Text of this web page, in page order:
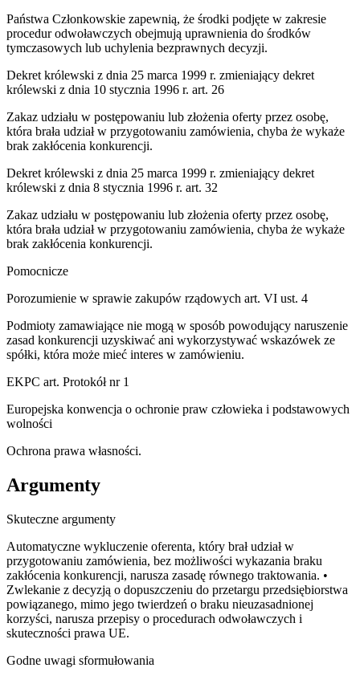
Państwa Członkowskie zapewnią, że środki podjęte w zakresie
procedur odwoławczych obejmują uprawnienia do środków
tymczasowych lub uchylenia bezprawnych decyzji.
Dekret królewski z dnia 25 marca 1999 r. zmieniający dekret
królewski z dnia 10 stycznia 1996 r. art. 26
Zakaz udziału w postępowaniu lub złożenia oferty przez osobę,
która brała udział w przygotowaniu zamówienia, chyba że wykaże
brak zakłócenia konkurencji.
Dekret królewski z dnia 25 marca 1999 r. zmieniający dekret
królewski z dnia 8 stycznia 1996 r. art. 32
Zakaz udziału w postępowaniu lub złożenia oferty przez osobę,
która brała udział w przygotowaniu zamówienia, chyba że wykaże
brak zakłócenia konkurencji.
Pomocnicze
Porozumienie w sprawie zakupów rządowych art. VI ust. 4
Podmioty zamawiające nie mogą w sposób powodujący naruszenie
zasad konkurencji uzyskiwać ani wykorzystywać wskazówek ze
spółki, która może mieć interes w zamówieniu.
EKPC art. Protokół nr 1
Europejska konwencja o ochronie praw człowieka i podstawowych
wolności
Ochrona prawa własności.
Argumenty
Skuteczne argumenty
Automatyczne wykluczenie oferenta, który brał udział w
przygotowaniu zamówienia, bez możliwości wykazania braku
zakłócenia konkurencji, narusza zasadę równego traktowania. •
Zwlekanie z decyzją o dopuszczeniu do przetargu przedsiębiorstwa
powiązanego, mimo jego twierdzeń o braku nieuzasadnionej
korzyści, narusza przepisy o procedurach odwoławczych i
skuteczności prawa UE.
Godne uwagi sformułowania